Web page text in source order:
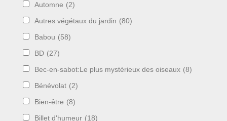
Automne (2)
Autres végétaux du jardin (80)
Babou (58)
BD (27)
Bec-en-sabot:Le plus mystérieux des oiseaux (8)
Bénévolat (2)
Bien-être (8)
Billet d'humeur (18)